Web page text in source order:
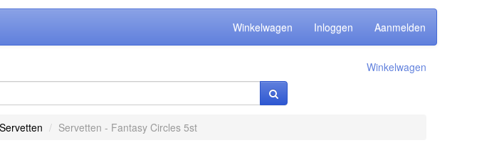
Winkelwagen Inloggen Aanmelden
Winkelwagen
Servetten - Fantasy Circles 5st